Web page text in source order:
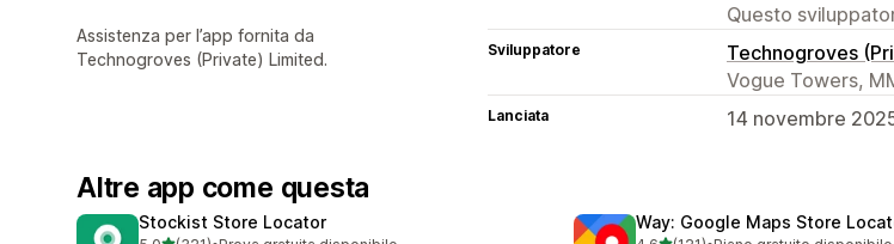
Assistenza per l’app fornita da
Technogroves (Private) Limited.
Questo
Sviluppatore
Technogroves
Vogue Towers,
Lanciata 14 novembre
Altre app come questa
Stockist Store Locator Way: Google Maps Store